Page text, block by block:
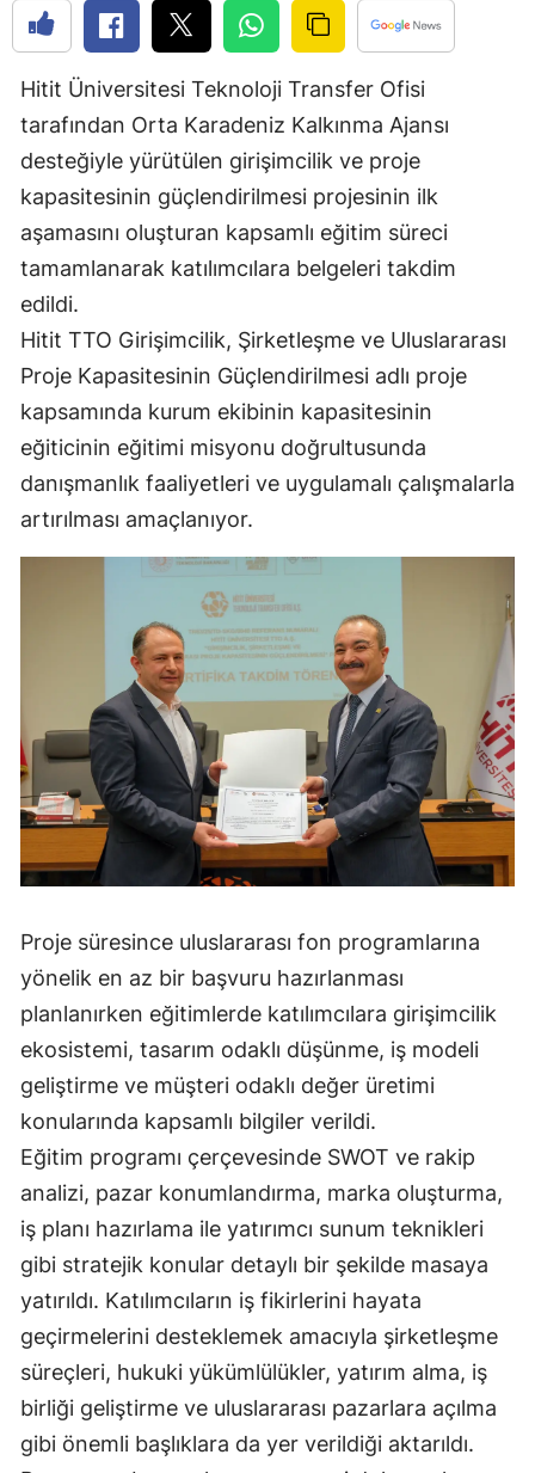
Giresun
Hakkari
Hatay
Isparta
Mersin
İzmir
Kars
Kastamonu
Kırklareli
Kırşehir
Kocaeli
Konya
Kütahya
Malatya
Mardin
Muğla
Muş
Nevşehir
Niğde
Ordu
Sakarya
Samsun
Sinop
Hitit Üniversitesi Teknoloji Transfer Ofisi
tarafından Orta Karadeniz Kalkınma Ajansı
desteğiyle yürütülen girişimcilik ve proje
kapasitesinin güçlendirilmesi projesinin ilk
aşamasını oluşturan kapsamlı eğitim süreci
tamamlanarak katılımcılara belgeleri takdim
edildi.
Hitit TTO Girişimcilik, Şirketleşme ve Uluslararası
Proje Kapasitesinin Güçlendirilmesi adlı proje
kapsamında kurum ekibinin kapasitesinin
eğiticinin eğitimi misyonu doğrultusunda
danışmanlık faaliyetleri ve uygulamalı çalışmalarla
artırılması amaçlanıyor.
Proje süresince uluslararası fon programlarına
yönelik en az bir başvuru hazırlanması
planlanırken eğitimlerde katılımcılara girişimcilik
ekosistemi, tasarım odaklı düşünme, iş modeli
geliştirme ve müşteri odaklı değer üretimi
konularında kapsamlı bilgiler verildi.
Eğitim programı çerçevesinde SWOT ve rakip
analizi, pazar konumlandırma, marka oluşturma,
iş planı hazırlama ile yatırımcı sunum teknikleri
gibi stratejik konular detaylı bir şekilde masaya
yatırıldı. Katılımcıların iş fikirlerini hayata
geçirmelerini desteklemek amacıyla şirketleşme
süreçleri, hukuki yükümlülükler, yatırım alma, iş
birliği geliştirme ve uluslararası pazarlara açılma
gibi önemli başlıklara da yer verildiği aktarıldı.